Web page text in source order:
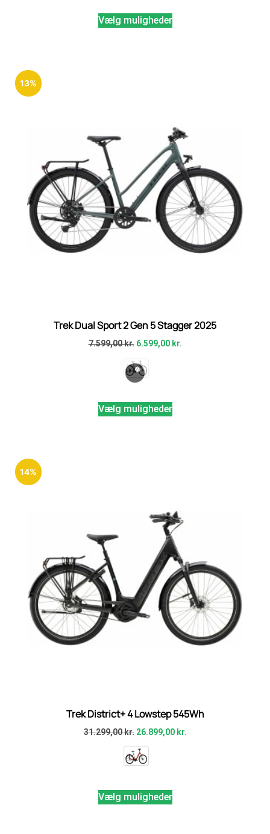
Vælg muligheder
13%
Trek Dual Sport 2 Gen 5 Stagger 2025
7.599,00kr. 6.599,00 kr.
Vælg muligheder
14%
Trek District+ 4 Lowstep 545Wh
31.299,00kr. 26.899,00 kr.
Vælg muligheder